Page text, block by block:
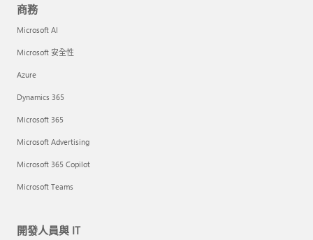
商務
Microsoft AI
Microsoft 安全性
Azure
Dynamics 365
Microsoft 365
Microsoft Advertising
Microsoft 365 Copilot
Microsoft Teams
開發人員與 IT